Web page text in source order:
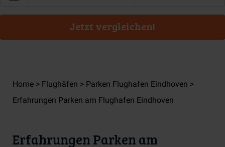
Jetzt vergleichen!
Home Flughäfen
Parken Flughafen Eindhoven
Erfahrungen Parken am Flughafen Eindhoven
Erfahrungen Parken am